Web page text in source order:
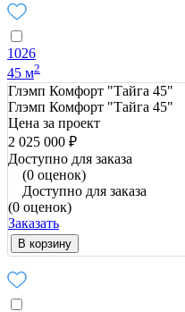
1026
45 м2
Глэмп Комфорт "Тайга 45"
Глэмп Комфорт "Тайга 45"
Цена за проект
2 025 000 ₽
Доступно для заказа
(0 оценок)
Доступно для заказа
(0 оценок)
Заказать
В корзину